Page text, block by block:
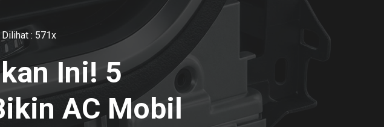
Dilihat : 571x
Ini! 5
AC Mobil